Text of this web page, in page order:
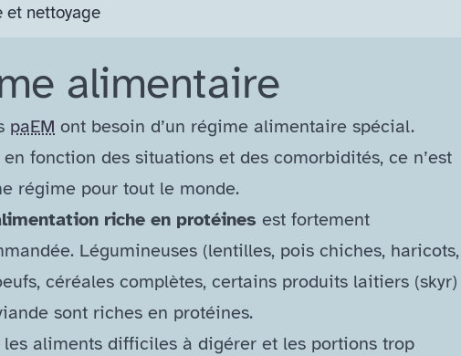
et nettoyage
alimentaire
paEM ont besoin d’un régime alimentaire spécial.
en fonction des situations et des comorbidités, ce n’est
régime pour tout le monde.
riche en protéines est fortement
Légumineuses (lentilles, pois chiches, haricots,
céréales complètes, certains produits laitiers (skyr)
sont riches en protéines.
les aliments difficiles à digérer et les portions trop